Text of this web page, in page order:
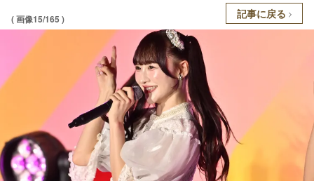
( 画像15/165 ) 記事に戻る